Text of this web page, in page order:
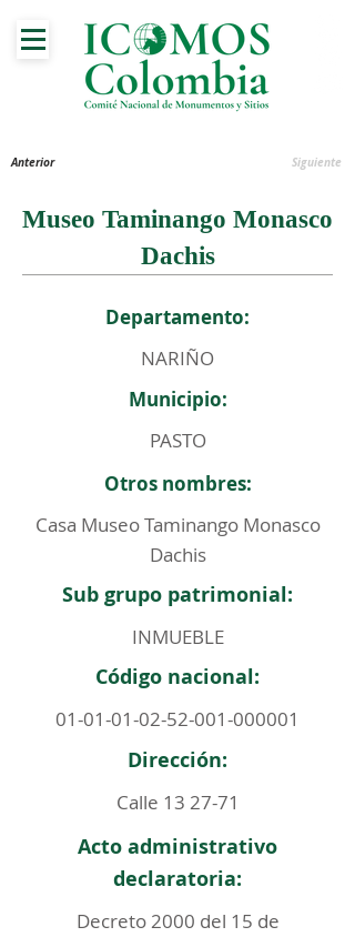
Anterior Siguiente
Museo Taminango Monasco
Dachis
Departamento:
NARIÑO
Municipio:
PASTO
Otros nombres:
Casa Museo Taminango Monasco
Dachis
Sub grupo patrimonial:
INMUEBLE
Código nacional:
01-01-01-02-52-001-000001
Dirección:
Calle 13 27-71
Acto administrativo
declaratoria:
Decreto 2000 del 15 de